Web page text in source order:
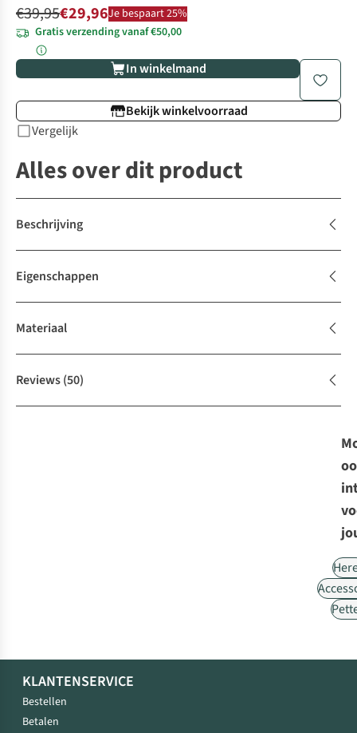
€39,95€29,96Je bespaart 25%
Gratis verzending vanaf €50,00
In winkelmand
Bekijk winkelvoorraad
Vergelijk
Alles over dit product
Beschrijving
Eigenschappen
Materiaal
Reviews(50)
KLANTENSERVICE
Bestellen
Betalen